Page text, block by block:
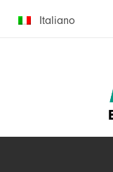
Italiano